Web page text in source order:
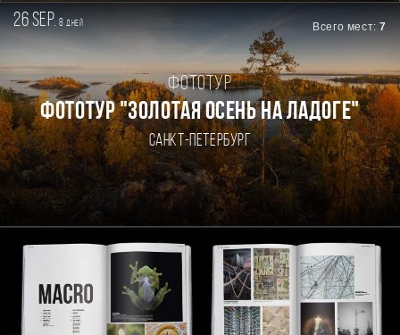
26 sep. 8дней Всего мест:7
Фототур
ФОТОТУР "ЗОЛОТАЯ ОСЕНЬ НА ЛАДОГЕ"
Санкт-Петербург